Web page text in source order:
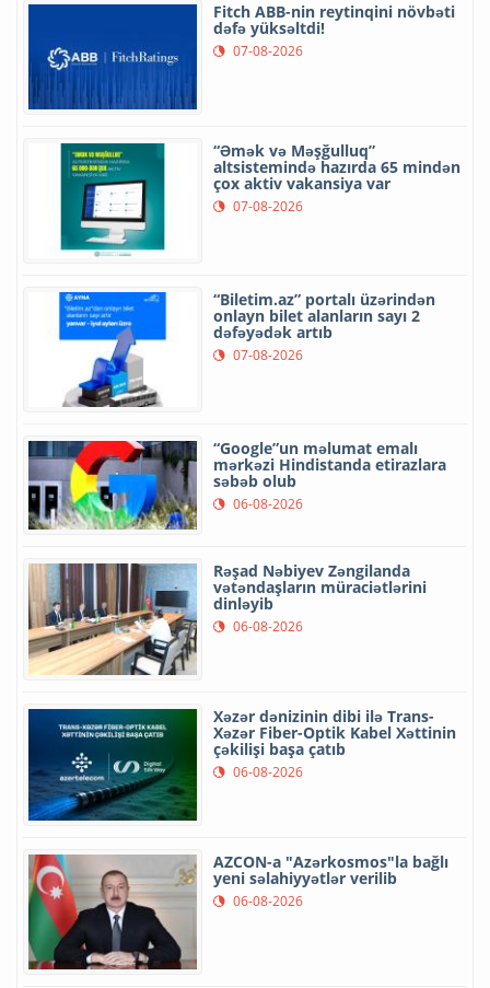
Fitch ABB-nin reytinqini növbəti
dəfə yüksəltdi!
07-08-2026
“Əmək və Məşğulluq”
altsistemində hazırda 65 mindən
çox aktiv vakansiya var
07-08-2026
“Biletim.az” portalı üzərindən
onlayn bilet alanların sayı 2
dəfəyədək artıb
07-08-2026
“Google”un məlumat emalı
mərkəzi Hindistanda etirazlara
səbəb olub
06-08-2026
Rəşad Nəbiyev Zəngilanda
vətəndaşların müraciətlərini
dinləyib
06-08-2026
Xəzər dənizinin dibi ilə Trans-
Xəzər Fiber-Optik Kabel Xəttinin
çəkilişi başa çatıb
06-08-2026
AZCON-a "Azərkosmos"la bağlı
yeni səlahiyyətlər verilib
06-08-2026